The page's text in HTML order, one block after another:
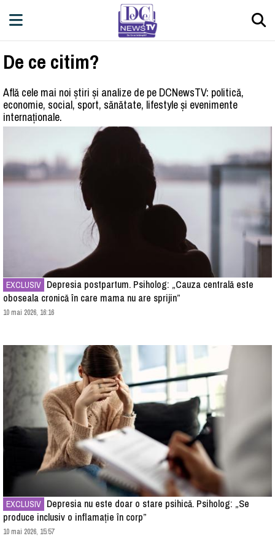
De ce citim?
Află cele mai noi știri și analize de pe DCNewsTV: politică,
economie, social, sport, sănătate, lifestyle și evenimente
internaționale.
EXCLUSIV
oboseala cronică în care mama nu are sprijin”
10 mai 2026, 16:16
EXCLUSIV
produce inclusiv o inflamație în corp”
10 mai 2026, 15:57